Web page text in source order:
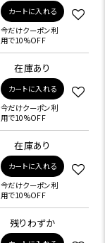
カートに入れる
今だけクーポン利
用で10%OFF
在庫あり
カートに入れる
今だけクーポン利
用で10%OFF
在庫あり
カートに入れる
今だけクーポン利
用で10%OFF
残りわずか